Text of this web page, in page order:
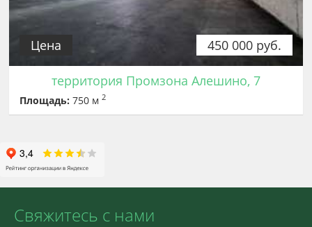
450 000 руб.
Цена
территория Промзона Алешино, 7
Площадь: 750 м2
Свяжитесь с нами